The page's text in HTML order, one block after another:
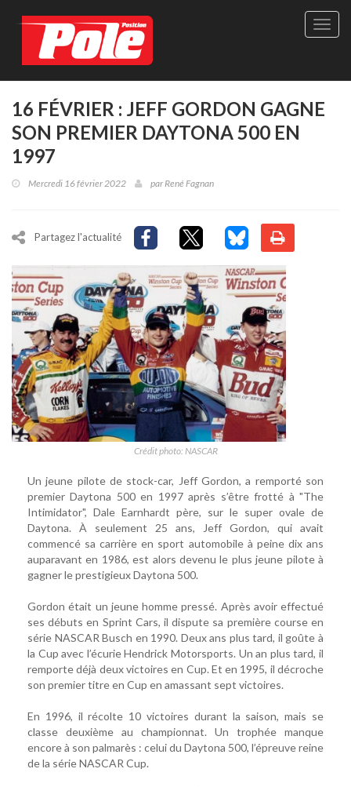
Site
-
16 FÉVRIER : JEFF GORDON GAGNE
SON PREMIER DAYTONA 500 EN
1997
Mercredi 16 février 2022 parRené Fagnan
Partagez l'actualité
Crédit photo: NASCAR
Un jeune pilote de stock-car, Jeff Gordon, a remporté son
premier Daytona 500 en 1997 après s’être frotté à "The
Intimidator", Dale Earnhardt père, sur le super ovale de
Daytona. À seulement 25 ans, Jeff Gordon, qui avait
commencé sa carrière en sport automobile à peine dix ans
auparavant en 1986, est alors devenu le plus jeune pilote à
gagner le prestigieux Daytona 500.
Gordon était un jeune homme pressé. Après avoir effectué
ses débuts en Sprint Cars, il dispute sa première course en
série NASCAR Busch en 1990. Deux ans plus tard, il goûte à
la Cup avec l’écurie Hendrick Motorsports. Un an plus tard, il
remporte déjà deux victoires en Cup. Et en 1995, il décroche
son premier titre en Cup en amassant sept victoires.
En 1996, il récolte 10 victoires durant la saison, mais se
classe deuxième au championnat. Un trophée manque
encore à son palmarès : celui du Daytona 500, l’épreuve reine
de la série NASCAR Cup.